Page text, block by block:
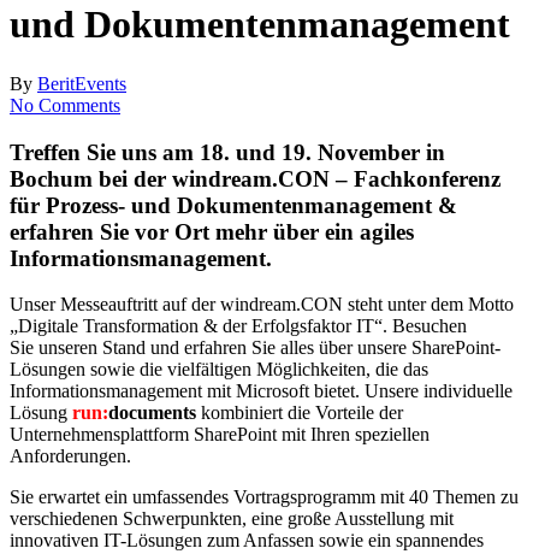
und Dokumentenmanagement
By BeritEvents
No Comments
Treffen Sie uns am 18. und 19. November in
Bochum bei der windream.CON – Fachkonferenz
für Prozess- und Dokumentenmanagement &
erfahren Sie vor Ort mehr über ein agiles
Informationsmanagement.
Unser Messeauftritt auf der windream.CON steht unter dem Motto
„Digitale Transformation & der Erfolgsfaktor IT“. Besuchen
Sie unseren Stand und erfahren Sie alles über unsere SharePoint-
Lösungen sowie die vielfältigen Möglichkeiten, die das
Informationsmanagement mit Microsoft bietet. Unsere individuelle
Lösung run:documents kombiniert die Vorteile der
Unternehmensplattform SharePoint mit Ihren speziellen
Anforderungen.
Sie erwartet ein umfassendes Vortragsprogramm mit 40 Themen zu
verschiedenen Schwerpunkten, eine große Ausstellung mit
innovativen IT-Lösungen zum Anfassen sowie ein spannendes